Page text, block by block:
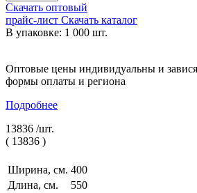
Скачать оптовый
прайс-лист Скачать каталог
В упаковке: 1 000 шт.
Оптовые цены индивидуальны и
формы оплаты и региона
Подробнее
13836 /шт.
( 13836 )
Ширина, см. 400
Длина, см.
550